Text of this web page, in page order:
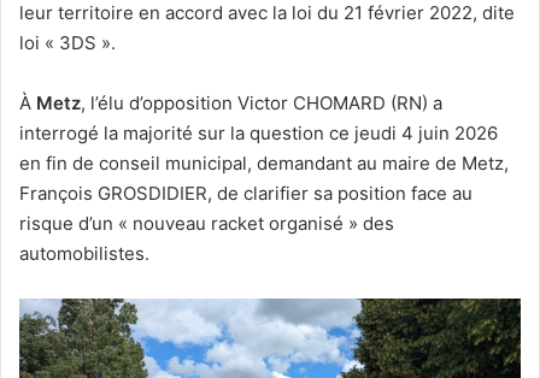
leur territoire en accord avec la loi du 21 février 2022, dite
loi « 3DS ».
À Metz, l’élu d’opposition Victor CHOMARD (RN) a
interrogé la majorité sur la question ce jeudi 4 juin 2026
en fin de conseil municipal, demandant au maire de Metz,
François GROSDIDIER, de clarifier sa position face au
risque d’un « nouveau racket organisé » des
automobilistes.